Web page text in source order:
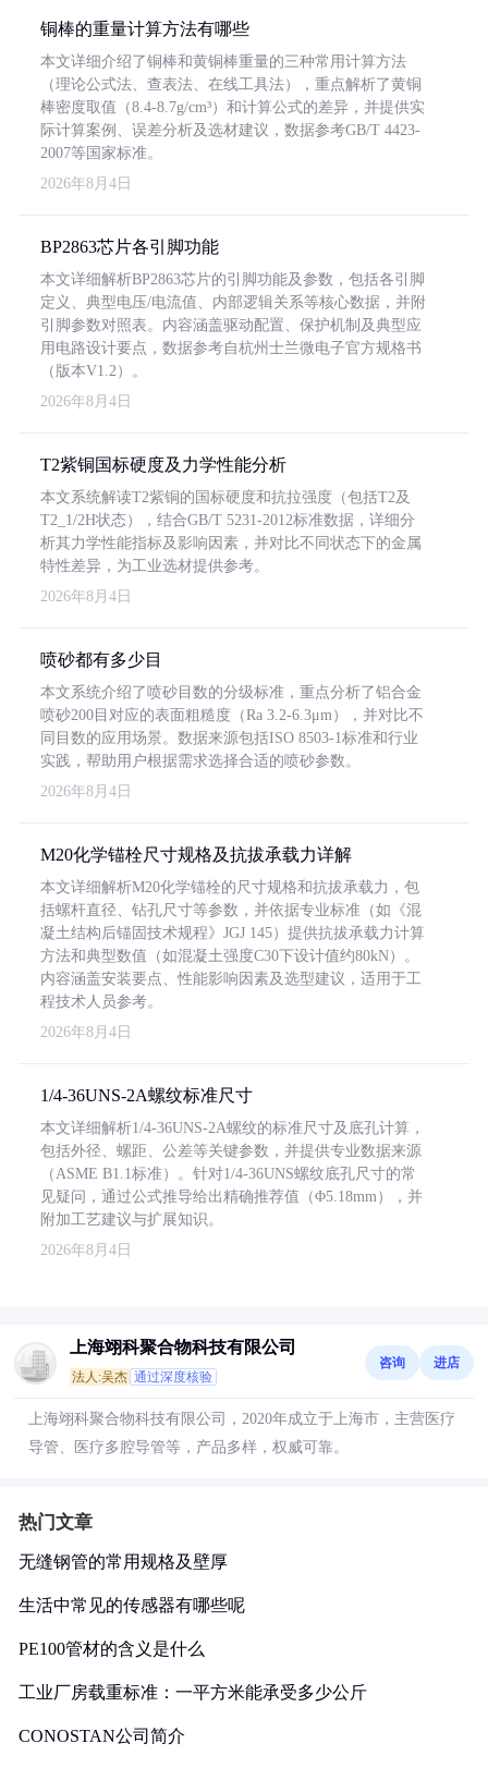
铜棒的重量计算方法有哪些
本文详细介绍了铜棒和黄铜棒重量的三种常用计算方法
（理论公式法、查表法、在线工具法），重点解析了黄铜
棒密度取值（8.4-8.7g/cm³）和计算公式的差异，并提供实
际计算案例、误差分析及选材建议，数据参考GB/T 4423-
2007等国家标准。
2026年8月4日
BP2863芯片各引脚功能
本文详细解析BP2863芯片的引脚功能及参数，包括各引脚
定义、典型电压/电流值、内部逻辑关系等核心数据，并附
引脚参数对照表。内容涵盖驱动配置、保护机制及典型应
用电路设计要点，数据参考自杭州士兰微电子官方规格书
（版本V1.2）。
2026年8月4日
T2紫铜国标硬度及力学性能分析
本文系统解读T2紫铜的国标硬度和抗拉强度（包括T2及
T2_1/2H状态），结合GB/T 5231-2012标准数据，详细分
析其力学性能指标及影响因素，并对比不同状态下的金属
特性差异，为工业选材提供参考。
2026年8月4日
喷砂都有多少目
本文系统介绍了喷砂目数的分级标准，重点分析了铝合金
喷砂200目对应的表面粗糙度（Ra 3.2-6.3μm），并对比不
同目数的应用场景。数据来源包括ISO 8503-1标准和行业
实践，帮助用户根据需求选择合适的喷砂参数。
2026年8月4日
M20化学锚栓尺寸规格及抗拔承载力详解
本文详细解析M20化学锚栓的尺寸规格和抗拔承载力，包
括螺杆直径、钻孔尺寸等参数，并依据专业标准（如《混
凝土结构后锚固技术规程》JGJ 145）提供抗拔承载力计算
方法和典型数值（如混凝土强度C30下设计值约80kN）。
内容涵盖安装要点、性能影响因素及选型建议，适用于工
程技术人员参考。
2026年8月4日
1/4-36UNS-2A螺纹标准尺寸
本文详细解析1/4-36UNS-2A螺纹的标准尺寸及底孔计算，
包括外径、螺距、公差等关键参数，并提供专业数据来源
（ASME B1.1标准）。针对1/4-36UNS螺纹底孔尺寸的常
见疑问，通过公式推导给出精确推荐值（Φ5.18mm），并
附加工艺建议与扩展知识。
2026年8月4日
上海翊科聚合物科技有限公司
法人:吴杰 通过深度核验
咨询 进店
上海翊科聚合物科技有限公司，2020年成立于上海市，主营医疗
导管、医疗多腔导管等，产品多样，权威可靠。
热门文章
无缝钢管的常用规格及壁厚
生活中常见的传感器有哪些呢
PE100管材的含义是什么
工业厂房载重标准：一平方米能承受多少公斤
CONOSTAN公司简介